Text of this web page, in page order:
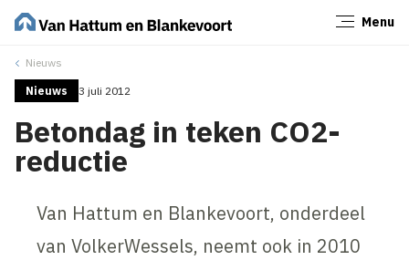
Menu
Nieuws
Nieuws 3 juli 2012
Betondag in teken CO2-
reductie
Van Hattum en Blankevoort, onderdeel
van VolkerWessels, neemt ook in 2010
Sluiten